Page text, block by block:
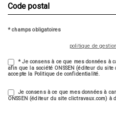
* champs obligatoires
politique de
* Je consens à ce que mes données à
afin que la société ONSSEN (éditeur du
accepte la Politique de confidentialité.
Je consens à ce que mes données à
ONSSEN (éditeur du site clictravaux.com)